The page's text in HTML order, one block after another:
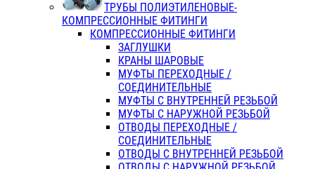
ТРУБЫ ПОЛИЭТИЛЕНОВЫЕ-
КОМПРЕССИОННЫЕ ФИТИНГИ
КОМПРЕССИОННЫЕ ФИТИНГИ
ЗАГЛУШКИ
КРАНЫ ШАРОВЫЕ
МУФТЫ ПЕРЕХОДНЫЕ /
СОЕДИНИТЕЛЬНЫЕ
МУФТЫ С ВНУТРЕННЕЙ РЕЗЬБОЙ
МУФТЫ С НАРУЖНОЙ РЕЗЬБОЙ
ОТВОДЫ ПЕРЕХОДНЫЕ /
СОЕДИНИТЕЛЬНЫЕ
ОТВОДЫ С ВНУТРЕННЕЙ РЕЗЬБОЙ